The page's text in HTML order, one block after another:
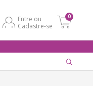
Entre ou
Cadastre-se
0